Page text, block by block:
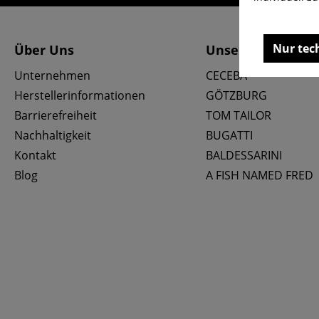
Über Uns
Unternehmen
Herstellerinformationen
Barrierefreiheit
Nachhaltigkeit
Kontakt
Blog
Unsere Marken
CECEBA
GÖTZBURG
TOM TAILOR
BUGATTI
BALDESSARINI
A FISH NAMED FRED
Nur